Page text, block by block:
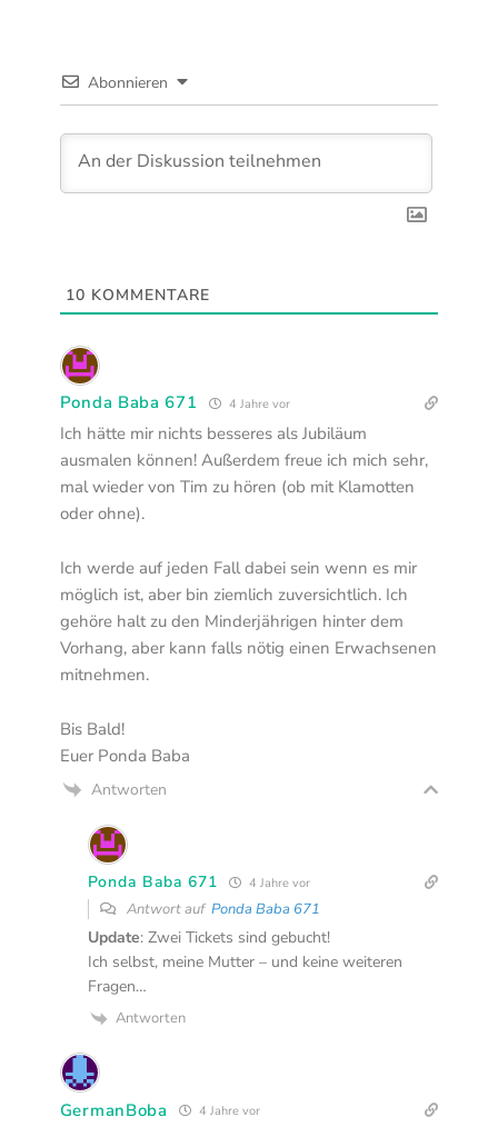
Abonnieren
10 KOMMENTARE
Ponda Baba 671 4 Jahre vor
Ich hätte mir nichts besseres als Jubiläum
ausmalen können! Außerdem freue ich mich sehr,
mal wieder von Tim zu hören (ob mit Klamotten
oder ohne).
Ich werde auf jeden Fall dabei sein wenn es mir
möglich ist, aber bin ziemlich zuversichtlich. Ich
gehöre halt zu den Minderjährigen hinter dem
Vorhang, aber kann falls nötig einen Erwachsenen
mitnehmen.
Bis Bald!
Euer Ponda Baba
Antworten
Ponda Baba 671 4 Jahre vor
Antwort auf Ponda Baba 671
Update: Zwei Tickets sind gebucht!
Ich selbst, meine Mutter – und keine weiteren
Fragen…
Antworten
GermanBoba 4 Jahre vor